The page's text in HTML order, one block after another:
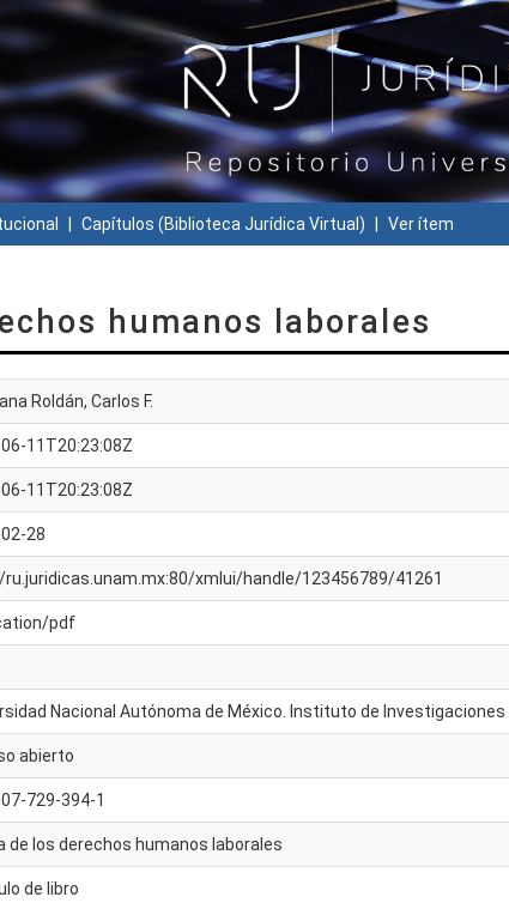
Capítulos (Biblioteca Jurídica Virtual) Ver ítem
humanos laborales
Roldán, Carlos F.
11T20:23:08Z
11T20:23:08Z
28
xmlui/handle/123456789/41261
pdf
Nacional Autónoma de México. Instituto de
abierto
729-394-1
de los derechos humanos laborales
de libro